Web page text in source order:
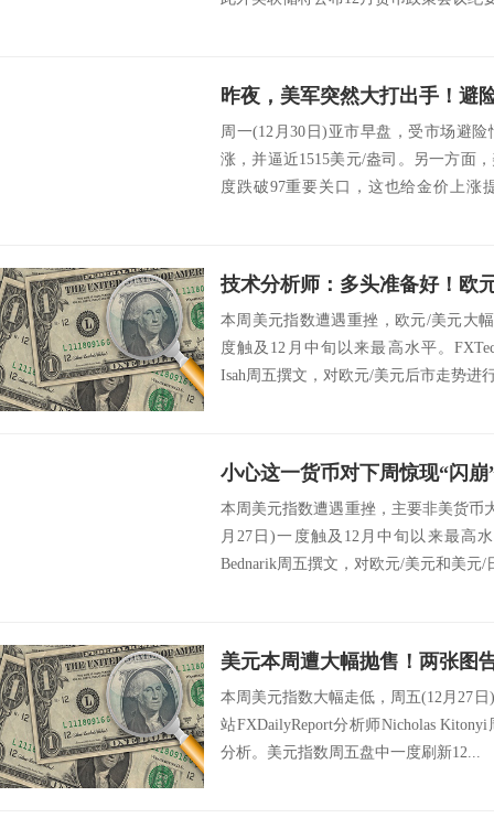
周一(12月30日)亚市早盘，受市场避
涨，并逼近1515美元/盎司。另一方面
度跌破97重要关口，这也给金价上涨
技术分析师：多头准备好！欧
本周美元指数遭遇重挫，欧元/美元大
度触及12月中旬以来最高水平。
Isah周五撰文，对欧元/美元后市走势进
本周美元指数遭遇重挫，主要非美货币
月27日)一度触及12月中旬以来最高
Bednarik周五撰文，对欧元/美元和美元/
本周美元指数大幅走低，周五(12月27
站FXDailyReport分析师Nicholas
分析。美元指数周五盘中一度刷新12...